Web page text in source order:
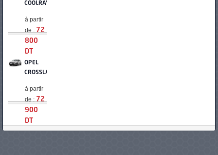
COOLRAY
à partir
de : 72
800
DT
OPEL
CROSSLAND
à partir
de : 72
900
DT
VOLKSWAGEN